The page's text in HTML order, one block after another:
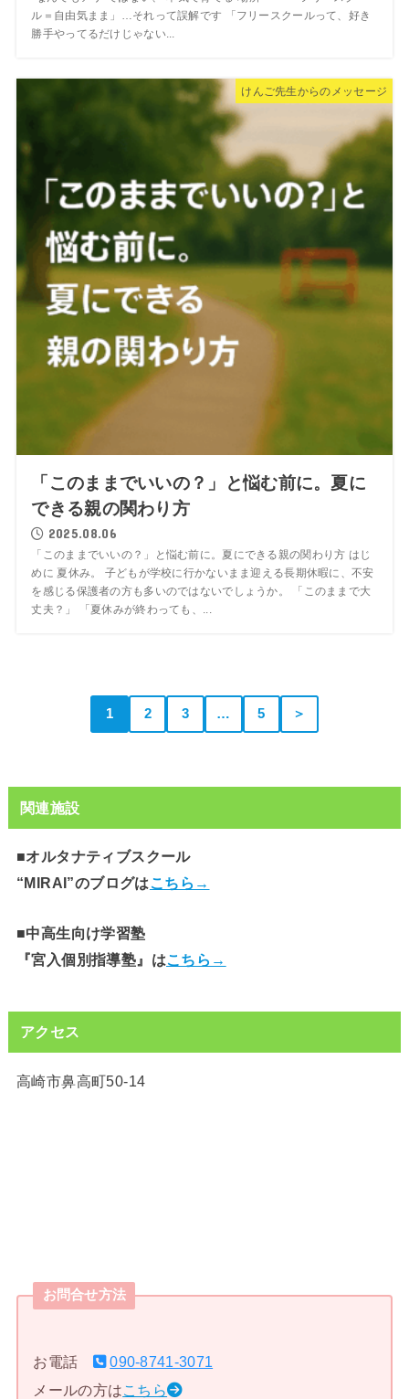
ル＝自由気まま」…それって誤解です 「フリースクールって、好き
勝手やってるだけじゃない...
けんご先生からのメッセージ
「このままでいいの？」と悩む前に。夏に
できる親の関わり方
2025.08.06
「このままでいいの？」と悩む前に。夏にできる親の関わり方 はじ
めに 夏休み。 子どもが学校に行かないまま迎える長期休暇に、不安
を感じる保護者の方も多いのではないでしょうか。 「このままで大
丈夫？」 「夏休みが終わっても、...
1 2 3 … 5 ＞
関連施設
■オルタナティブスクール
“MIRAI”のブログはこちら→
■中高生向け学習塾
『宮入個別指導塾』はこちら→
アクセス
高崎市鼻高町50-14
お問合せ方法
お電話
090-8741-3071
メールの方はこちら